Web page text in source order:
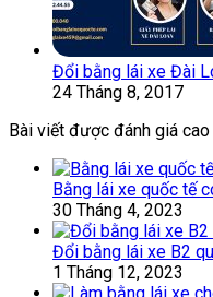
Đổi bằng lái xe Đài
24 Tháng 8, 2017
Bài viết được đánh giá cao
Bằng lái xe quốc tế
30 Tháng 4, 2023
Đổi bằng lái xe B2
1 Tháng 12, 2023